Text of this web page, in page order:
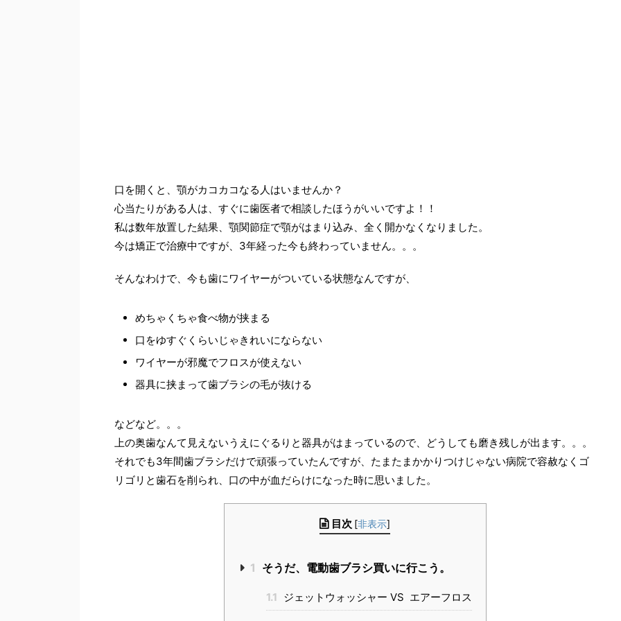
口を開くと、顎がカコカコなる人はいませんか？
心当たりがある人は、すぐに歯医者で相談したほうがいいですよ！！
私は数年放置した結果、顎関節症で顎がはまり込み、全く開かなくなりました。
今は矯正で治療中ですが、3年経った今も終わっていません。。。
そんなわけで、今も歯にワイヤーがついている状態なんですが、
めちゃくちゃ食べ物が挟まる
口をゆすぐくらいじゃきれいにならない
ワイヤーが邪魔でフロスが使えない
器具に挟まって歯ブラシの毛が抜ける
などなど。。。
上の奥歯なんて見えないうえにぐるりと器具がはまっているので、どうしても磨き残しが出ます。。。
それでも3年間歯ブラシだけで頑張っていたんですが、たまたまかかりつけじゃない病院で容赦なくゴ
リゴリと歯石を削られ、口の中が血だらけになった時に思いました。
目次 [非表示]
1 そうだ、電動歯ブラシ買いに行こう。
1.1 ジェットウォッシャー VS エアーフロス